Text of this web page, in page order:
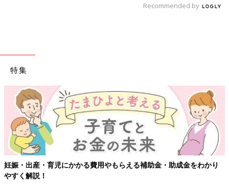
Recommended by
特集
妊娠・出産・育児にかかる費用やもらえる補助金・助成金をわかり
やすく解説！